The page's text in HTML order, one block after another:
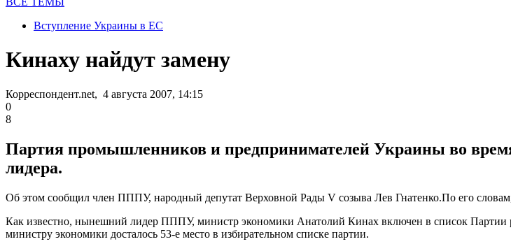
Вступление Украины в ЕС
Кинаху найдут замену
Корреспондент.net, 4 августа 2007, 14:15
0
8
Партия промышленников и предпринимателей Украины во время
лидера.
Об этом сообщил член ПППУ, народный депутат Верховной Рады V созыва Лев Гнатенко.По его
Как известно, нынешний лидер ПППУ, министр экономики Анатолий Кинах включен в список
министру экономики досталось 53-е место в избирательном списке партии.